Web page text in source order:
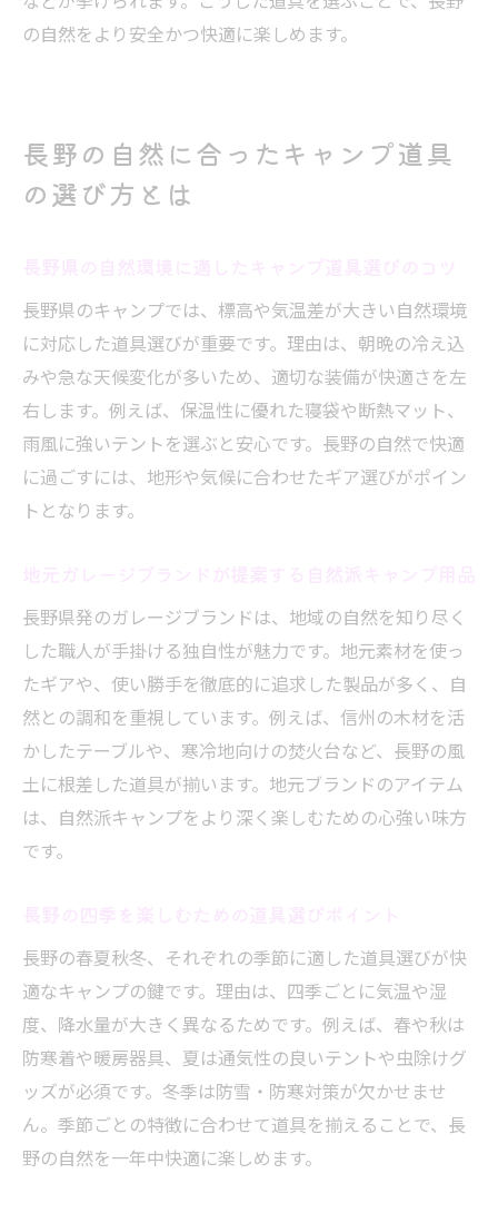
の自然をより安全かつ快適に楽しめます。
長野の自然に合ったキャンプ道具
の選び方とは
長野県のキャンプでは、標高や気温差が大きい自然環境
に対応した道具選びが重要です。理由は、朝晩の冷え込
みや急な天候変化が多いため、適切な装備が快適さを左
右します。例えば、保温性に優れた寝袋や断熱マット、
雨風に強いテントを選ぶと安心です。長野の自然で快適
に過ごすには、地形や気候に合わせたギア選びがポイン
トとなります。
長野県発のガレージブランドは、地域の自然を知り尽く
した職人が手掛ける独自性が魅力です。地元素材を使っ
たギアや、使い勝手を徹底的に追求した製品が多く、自
然との調和を重視しています。例えば、信州の木材を活
かしたテーブルや、寒冷地向けの焚火台など、長野の風
土に根差した道具が揃います。地元ブランドのアイテム
は、自然派キャンプをより深く楽しむための心強い味方
です。
長野の春夏秋冬、それぞれの季節に適した道具選びが快
適なキャンプの鍵です。理由は、四季ごとに気温や湿
度、降水量が大きく異なるためです。例えば、春や秋は
防寒着や暖房器具、夏は通気性の良いテントや虫除けグ
ッズが必須です。冬季は防雪・防寒対策が欠かせませ
ん。季節ごとの特徴に合わせて道具を揃えることで、長
野の自然を一年中快適に楽しめます。